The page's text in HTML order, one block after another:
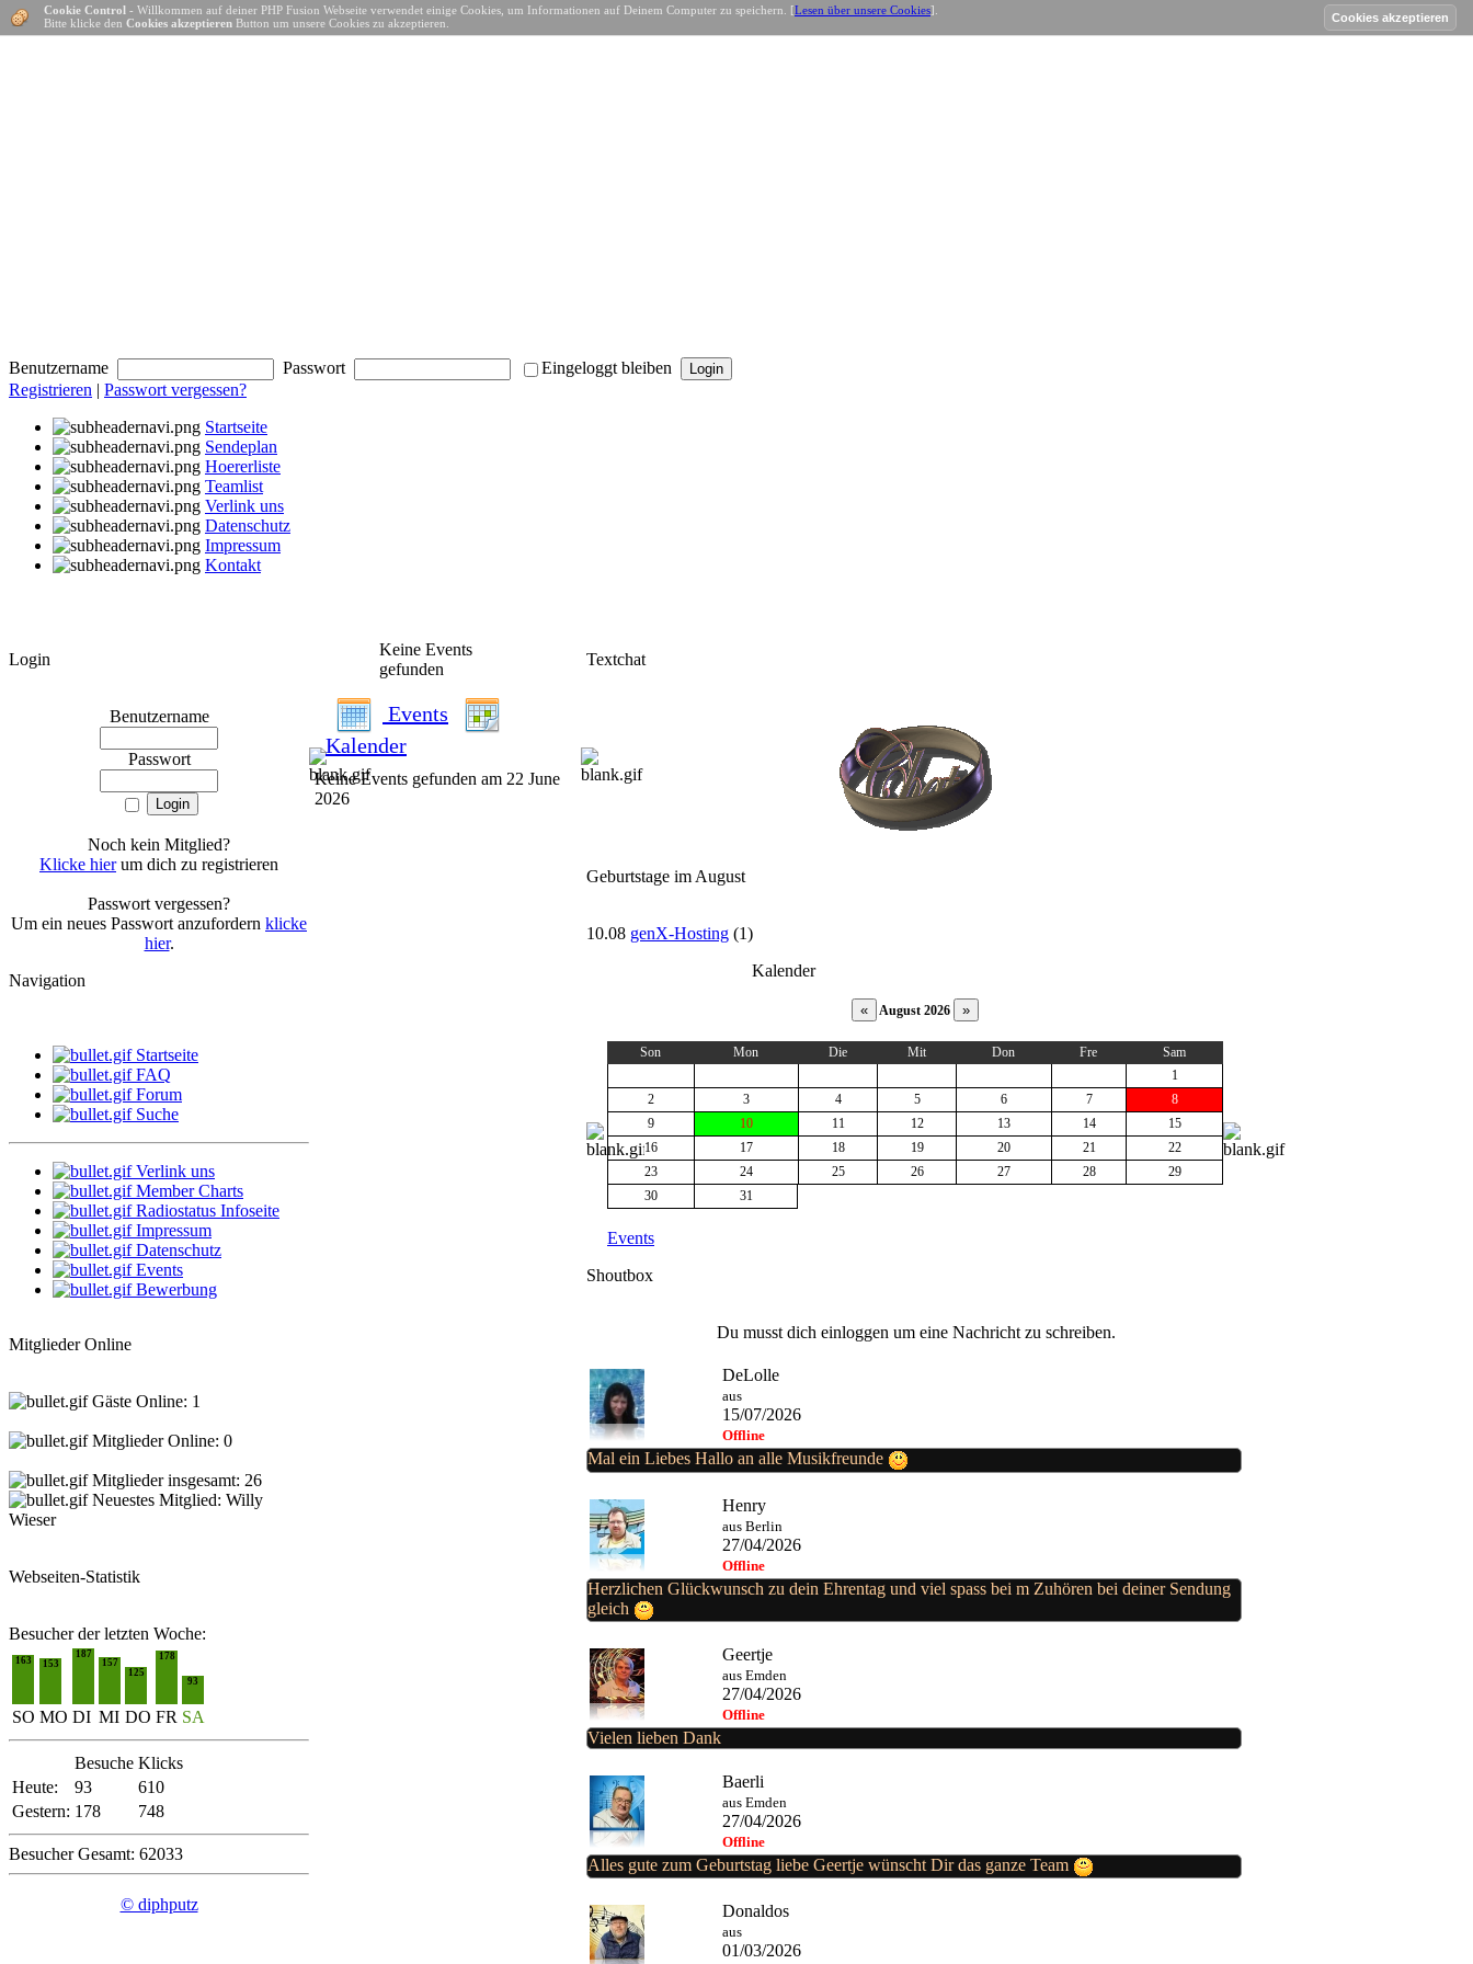
Benutzername Passwort
Eingeloggt bleiben
Registrieren | Passwort vergessen?
Startseite
Sendeplan
Hoererliste
Teamlist
Verlink uns
Datenschutz
Impressum
Kontakt
Login
Benutzername
Passwort
Noch kein Mitglied?
Klicke hierum dich zu registrieren
Passwort vergessen?
Um ein neues Passwort anzufordern klicke
hier.
Navigation
Startseite
FAQ
Forum
Suche
Verlink uns
Member Charts
Radiostatus Infoseite
Impressum
Datenschutz
Events
Bewerbung
Mitglieder Online
Gäste Online: 1
Mitglieder Online: 0
Mitglieder insgesamt: 26
Neuestes Mitglied: Willy
Wieser
Webseiten-Statistik
Besucher der letzten Woche:
163 153
187
157
125
178
93
SO MO DI MI DO FR SA
Besuche Klicks
Heute:
93
610
Gestern: 178 748
Besucher Gesamt: 62033
© diphputz
Keine Events
gefunden
Events
Kalender
Keine Events gefunden am 22 June
2026
Cookie Control - Willkommen auf deiner PHP Fusion Webseite verwendet einige Cookies, um Informationen auf Deinem Computer zu speichern. [Lesen über unsere Cookies].
Bitte klicke den Cookies akzeptieren Button um unsere Cookies zu akzeptieren.
Textchat
Geburtstage im August
10.08 genX-Hosting (1)
Kalender
August 2026
Son Mon Die Mit Don Fre
Sam
1
2
3 4 5 6 7
8
9
10 11 12 13 14
15
16
17 18 19 20 21
22
23
24 25 26 27 28
29
30
31
Events
Shoutbox
Du musst dich einloggen um eine Nachricht zu schreiben.
DeLolle
aus
15/07/2026
Offline
Mal ein Liebes Hallo an alle Musikfreunde
Henry
aus Berlin
27/04/2026
Offline
Herzlichen Glückwunsch zu dein Ehrentag und viel spass bei m Zuhören bei deiner Sendung
gleich
Geertje
aus Emden
27/04/2026
Offline
Vielen lieben Dank
Baerli
aus Emden
27/04/2026
Offline
Alles gute zum Geburtstag liebe Geertje wünscht Dir das ganze Team
Donaldos
aus
01/03/2026